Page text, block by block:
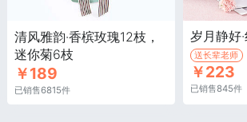
清风雅韵·香槟玫瑰12枝，
迷你菊6枝
￥189
已销售6815件
送长辈老师
￥223
已销售845件